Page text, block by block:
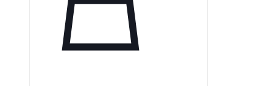
вертикальных и горизонтальных
прикусов, а также для всех
периапикальных рентгенограмм,
обеспечивая высокое качество